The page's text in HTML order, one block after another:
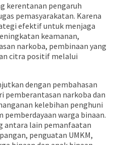
kerentanan pengaruh
pemasyarakatan. Karena
efektif untuk menjaga
keamanan,
narkoba, pembinaan yang
citra positif melalui
dengan pembahasan
pemberantasan narkoba dan
kelebihan penghuni
warga binaan.
antara lain pemanfaatan
penguatan UMKM,